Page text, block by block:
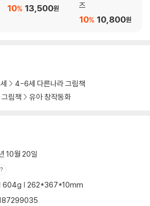
13,500원
10%
즈
10,800원
10%
4-6세 다른나라 그림책
림책 유아 창작동화
10월 20일
604g | 262*367*10mm